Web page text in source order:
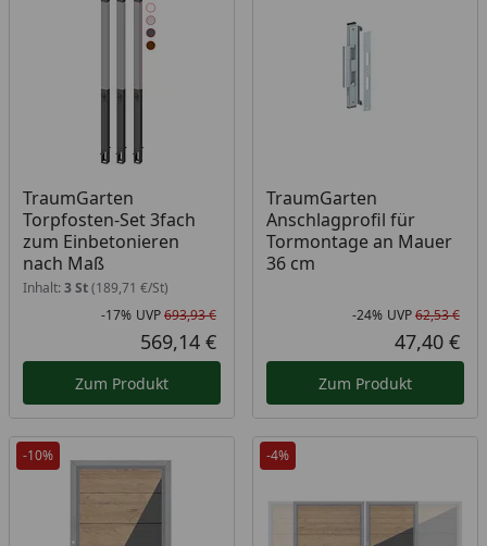
TraumGarten
Torpfosten-Set 3fach
zum Einbetonieren
nach Maß
Inhalt: 3 St(189,71 €/St)
Rabatt in Prozent
-17%
Ursprünglicher Preis
UVP693,93 €
Aktueller Preis
569,14 €
Zum Produkt
TraumGarten
Anschlagprofil für
Tormontage an Mauer
36 cm
-24% UVP62,53 €
47,40 €
Zum Produkt
-10% -4%